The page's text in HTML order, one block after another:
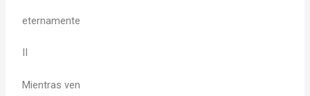
eternamente
Mientras ven